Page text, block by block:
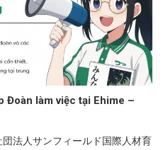
Đoàn làm việc tại Ehime –
法人サンフィールド国際人材育